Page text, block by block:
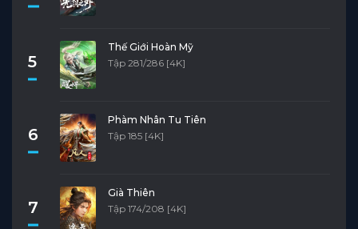
5
Thế Giới Hoàn Mỹ
Tập 281/286 [4K]
6
Phàm Nhân Tu Tiên
Tập 185 [4K]
7
Già Thiên
Tập 174/208 [4K]